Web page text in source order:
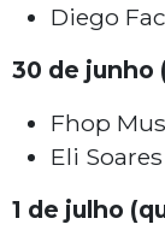
Diego
30 de junho
Fhop
Eli Soares
1 de julho